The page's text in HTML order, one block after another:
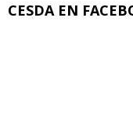
CESDA EN